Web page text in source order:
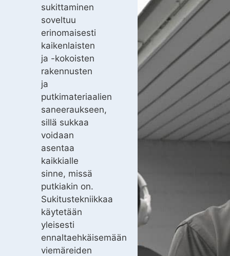
sukittaminen
soveltuu
erinomaisesti
kaikenlaisten
ja -kokoisten
rakennusten
ja
putkimateriaalien
saneeraukseen,
sillä sukkaa
voidaan
asentaa
kaikkialle
sinne, missä
putkiakin on.
Sukitustekniikkaa
käytetään
yleisesti
ennaltaehkäisemään
viemäreiden